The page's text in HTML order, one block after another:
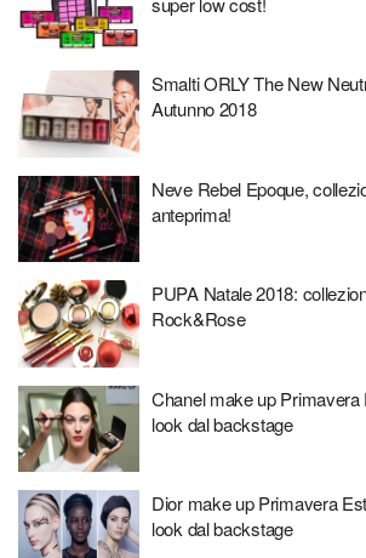
Smalti ORLY The New
Autunno 2018
Neve Rebel Epoque,
anteprima!
PUPA Natale 2018:
Rock&Rose
Chanel make up Primavera
look dal backstage
Dior make up Primavera
look dal backstage